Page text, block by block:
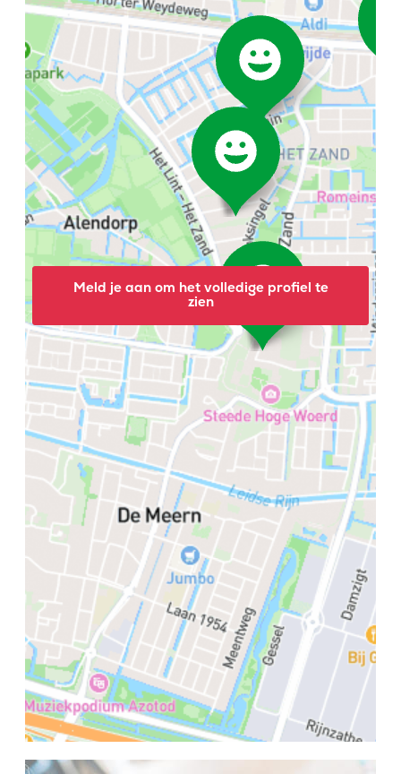
Meld je aan om het volledige profiel te
zien